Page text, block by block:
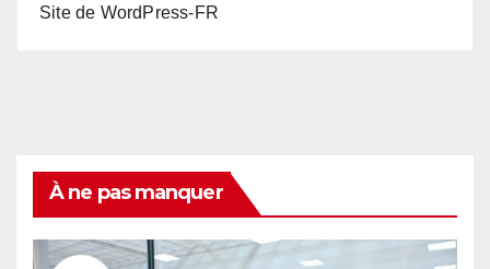
Site de WordPress-FR
À ne pas manquer